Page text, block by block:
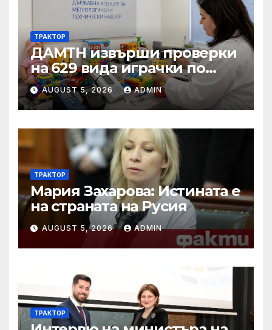
ТРАКТОР
ДАМТН извърши проверки
на 629 вида играчки по
повод Деня на детето
AUGUST 5, 2026 ADMIN
ТРАКТОР
Мария Захарова: Истината е
на страната на Русия
AUGUST 5, 2026 ADMIN
ТРАКТОР